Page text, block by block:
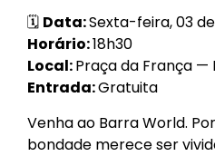
🗓 Data:Sexta-feira, 03
Horário:18h30
Local:Praça da França —
Entrada:Gratuita
Venha ao Barra World.
bondade merece ser